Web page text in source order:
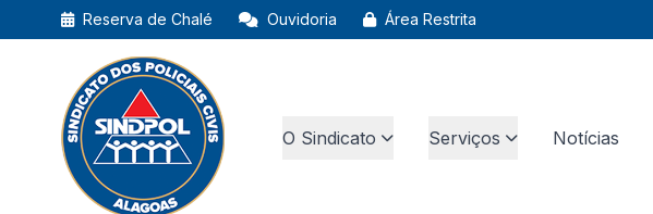
Reserva de Chalé Ouvidoria Área Restrita
O Sindicato Serviços Notícias